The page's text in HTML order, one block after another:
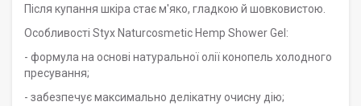
Після купання шкіра стає м'яко, гладкою й шовковистою.
Особливості Styx Naturcosmetic Hemp Shower Gel:
- формула на основі натуральної олії конопель холодного
пресування;
- забезпечує максимально делікатну очисну дію;